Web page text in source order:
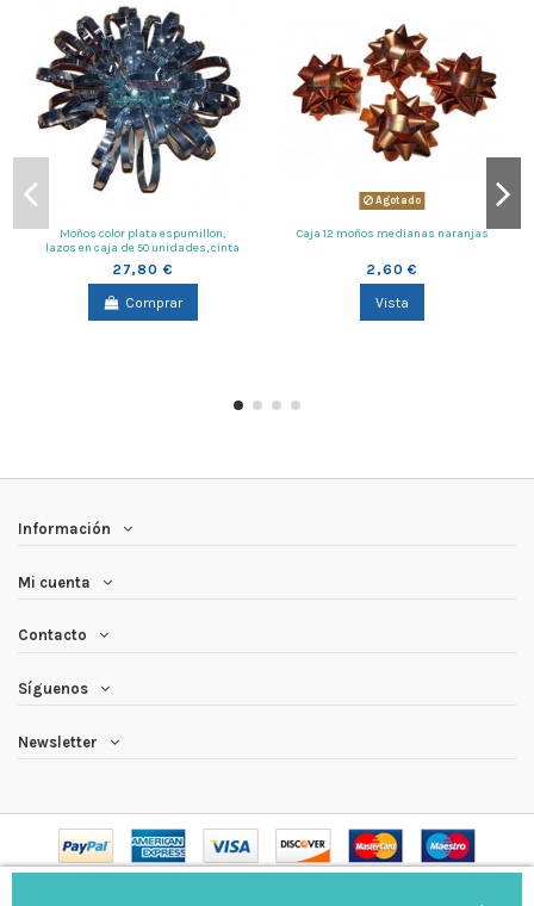
Moños color plata espumillon,
lazos en caja de 50 unidades, cinta
fina
27,80 €
Comprar
Agotado
Caja 12 moños medianas naranjas
2,60 €
Vista
Información
Mi cuenta
Contacto
Síguenos
Newsletter